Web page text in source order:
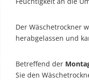
Der Wäschetrockner
herabgelassen und
Betreffend der
Sie den